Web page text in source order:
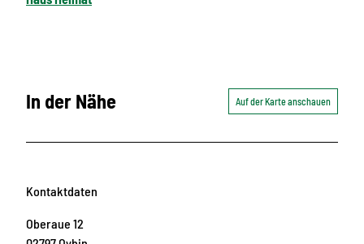
In der Nähe Auf der Karte anschauen
Kontaktdaten
Oberaue 12